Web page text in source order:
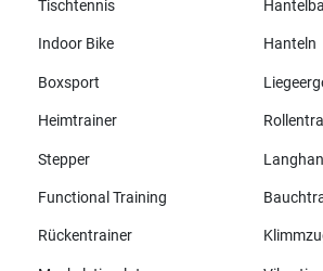
Tischtennis
Indoor Bike Hanteln
Boxsport
Heimtrainer
Stepper
Functional Training
Rückentrainer